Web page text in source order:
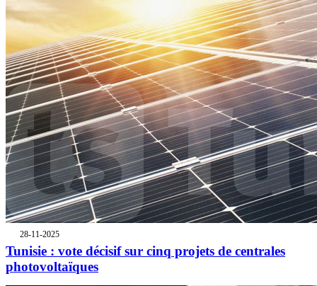
28-11-2025
Tunisie : vote décisif sur cinq projets de centrales
photovoltaïques